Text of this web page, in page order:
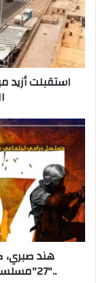
ل
ك
ت
ر
هند صبري،
.."27"مسلسل تونسي جديد حول مكافحة الإرهاب